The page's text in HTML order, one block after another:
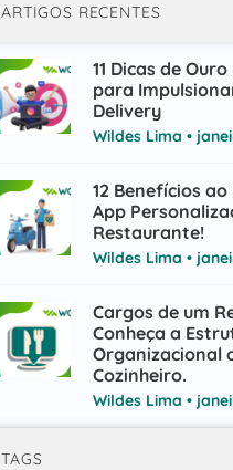
ARTIGOS RECENTES
11 Dicas de
para
Delivery
Wildes Lima
12 Benefícios
App
Restaurante!
Wildes Lima
Cargos de um
Conheça a
Organizacional
Cozinheiro.
Wildes Lima
TAGS